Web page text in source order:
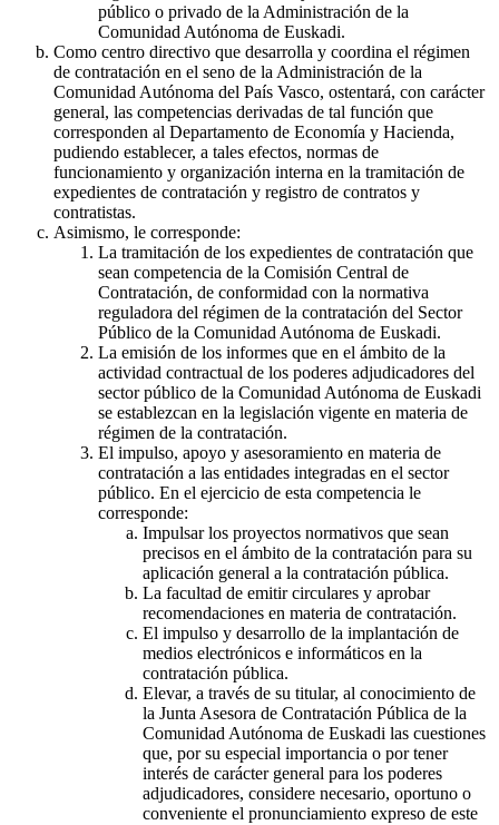
público o privado de la Administración de la
Comunidad Autónoma de Euskadi.
Como centro directivo que desarrolla y coordina el régimen
de contratación en el seno de la Administración de la
Comunidad Autónoma del País Vasco, ostentará, con carácter
general, las competencias derivadas de tal función que
corresponden al Departamento de Economía y Hacienda,
pudiendo establecer, a tales efectos, normas de
funcionamiento y organización interna en la tramitación de
expedientes de contratación y registro de contratos y
contratistas.
Asimismo, le corresponde:
La tramitación de los expedientes de contratación que
sean competencia de la Comisión Central de
Contratación, de conformidad con la normativa
reguladora del régimen de la contratación del Sector
Público de la Comunidad Autónoma de Euskadi.
La emisión de los informes que en el ámbito de la
actividad contractual de los poderes adjudicadores del
sector público de la Comunidad Autónoma de Euskadi
se establezcan en la legislación vigente en materia de
régimen de la contratación.
El impulso, apoyo y asesoramiento en materia de
contratación a las entidades integradas en el sector
público. En el ejercicio de esta competencia le
corresponde:
Impulsar los proyectos normativos que sean
precisos en el ámbito de la contratación para su
aplicación general a la contratación pública.
La facultad de emitir circulares y aprobar
recomendaciones en materia de contratación.
El impulso y desarrollo de la implantación de
medios electrónicos e informáticos en la
contratación pública.
Elevar, a través de su titular, al conocimiento de
la Junta Asesora de Contratación Pública de la
Comunidad Autónoma de Euskadi las cuestiones
que, por su especial importancia o por tener
interés de carácter general para los poderes
adjudicadores, considere necesario, oportuno o
conveniente el pronunciamiento expreso de este